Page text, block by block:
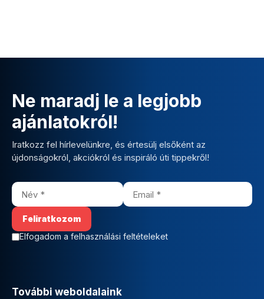
Ne maradj le a legjobb
ajánlatokról!
Iratkozz fel hírlevelünkre, és értesülj elsőként az
újdonságokról, akciókról és inspiráló úti tippekről!
Elfogadom a felhasználási feltételeket
További weboldalaink